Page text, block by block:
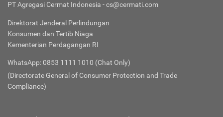
PT Agregasi Cermat Indonesia - cs@cermati.com
Direktorat Jenderal Perlindungan
Konsumen dan Tertib Niaga
Kementerian Perdagangan RI
WhatsApp: 0853 1111 1010 (Chat Only)
(Directorate General of Consumer Protection and Trade
Compliance)